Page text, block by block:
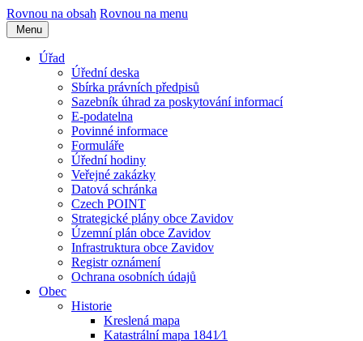
Rovnou na obsah Rovnou na menu
Menu
Úřad
Úřední deska
Sbírka právních předpisů
Sazebník úhrad za poskytování informací
E-podatelna
Povinné informace
Formuláře
Úřední hodiny
Veřejné zakázky
Datová schránka
Czech POINT
Strategické plány obce Zavidov
Územní plán obce Zavidov
Infrastruktura obce Zavidov
Registr oznámení
Ochrana osobních údajů
Obec
Historie
Kreslená mapa
Katastrální mapa 1841⁄1